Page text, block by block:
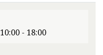
10:00 - 18:00